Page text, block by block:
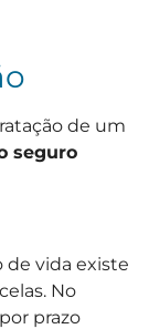
de um
seguro
de vida existe
No
prazo